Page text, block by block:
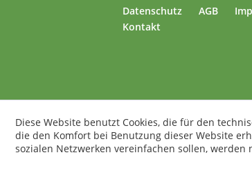
Datenschutz AGB
Kontakt
Diese Website benutzt Cookies, die für den
die den Komfort bei Benutzung dieser Website
sozialen Netzwerken vereinfachen sollen,